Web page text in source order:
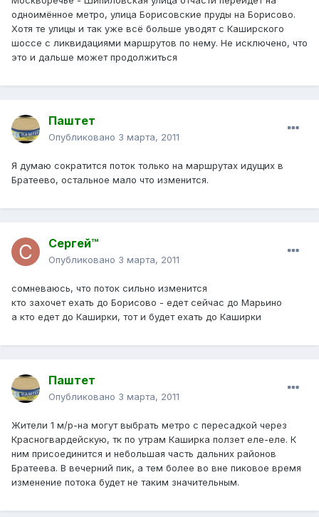
одноимённое метро, улица Борисовские пруды на Борисово.
Хотя те улицы и так уже всё больше уводят с Каширского
шоссе с ликвидациями маршрутов по нему. Не исключено, что
это и дальше может продолжиться
Паштет
Опубликовано 3 марта, 2011
Я думаю сократится поток только на маршрутах идущих в
Братеево, остальное мало что изменится.
Сергей™
Опубликовано 3 марта, 2011
сомневаюсь, что поток сильно изменится
кто захочет ехать до Борисово - едет сейчас до Марьино
а кто едет до Каширки, тот и будет ехать до Каширки
Паштет
Опубликовано 3 марта, 2011
Жители 1 м/р-на могут выбрать метро с пересадкой через
Красногвардейскую, тк по утрам Каширка ползет еле-еле. К
ним присоединится и небольшая часть дальних районов
Братеева. В вечерний пик, а тем более во вне пиковое время
изменение потока будет не таким значительным.